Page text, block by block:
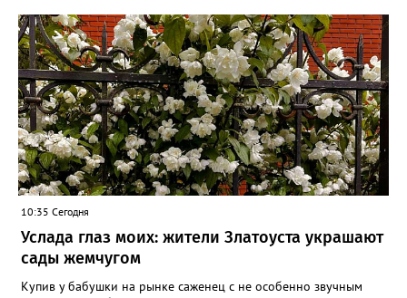
10:35 Сегодня
Услада глаз моих: жители Златоуста украшают
сады жемчугом
Купив у бабушки на рынке саженец с не особенно звучным